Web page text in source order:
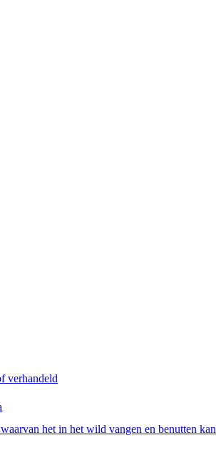
verhandeld
het in het wild vangen en benutten kan